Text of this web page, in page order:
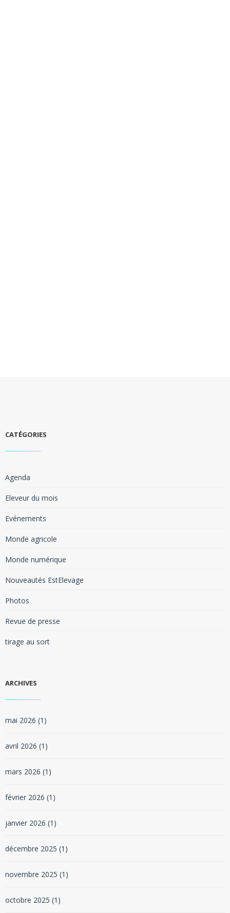
CATÉGORIES
Agenda
Eleveur du mois
Evénements
Monde agricole
Monde numérique
Nouveautés EstElevage
Photos
Revue de presse
tirage au sort
ARCHIVES
mai 2026 (1)
avril 2026 (1)
mars 2026 (1)
février 2026 (1)
janvier 2026 (1)
décembre 2025 (1)
novembre 2025 (1)
octobre 2025 (1)